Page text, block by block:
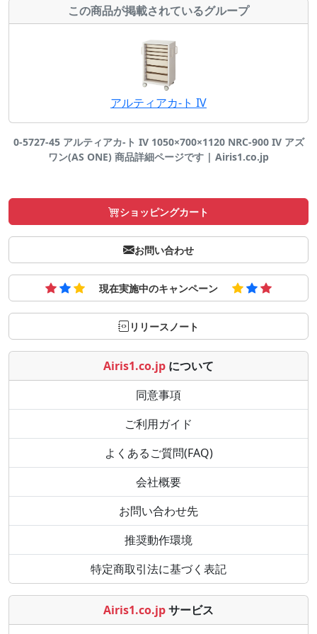
この商品が掲載されているグループ
アルティアカ-ト IV
0-5727-45 アルティアカ-ト IV 1050×700×1120 NRC-900 IV アズ
ワン(AS ONE) 商品詳細ページです | Airis1.co.jp
ショッピングカート
お問い合わせ
現在実施中のキャンペーン
リリースノート
Airis1.co.jp について
同意事項
ご利用ガイド
よくあるご質問(FAQ)
会社概要
お問い合わせ先
推奨動作環境
特定商取引法に基づく表記
Airis1.co.jpサービス